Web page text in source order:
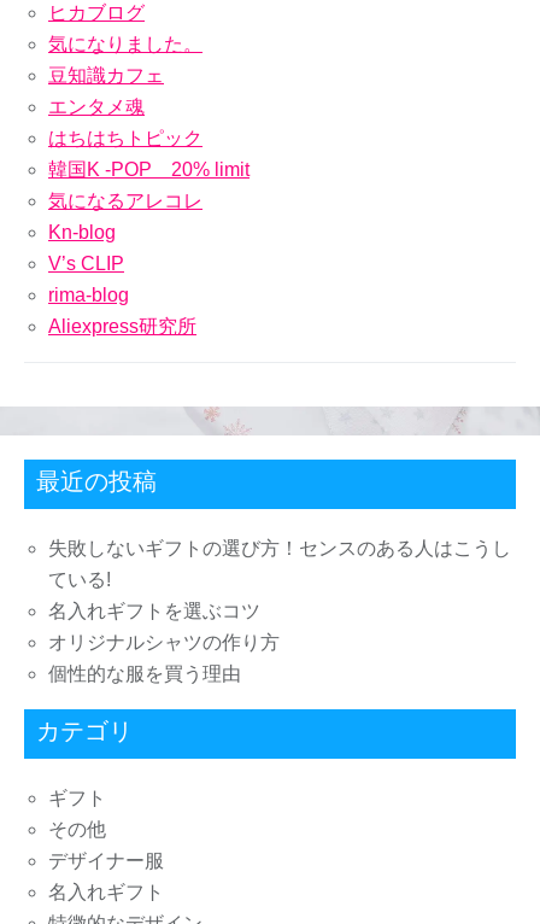
ヒカブログ
気になりました。
豆知識カフェ
エンタメ魂
はちはちトピック
韓国K -POP 20% limit
気になるアレコレ
Kn-blog
V’s CLIP
rima-blog
Aliexpress研究所
最近の投稿
失敗しないギフトの選び方！センスのある人はこうし
ている!
名入れギフトを選ぶコツ
オリジナルシャツの作り方
個性的な服を買う理由
カテゴリ
ギフト
その他
デザイナー服
名入れギフト